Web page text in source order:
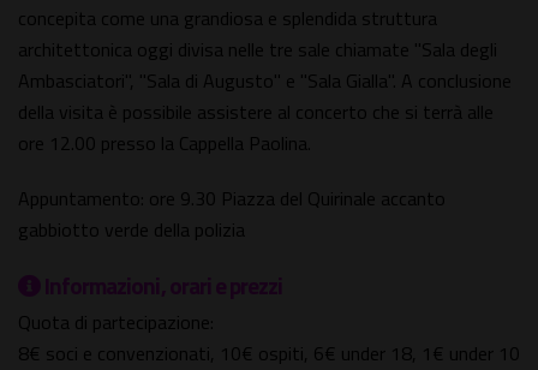
concepita come una grandiosa e splendida struttura
architettonica oggi divisa nelle tre sale chiamate "Sala degli
Ambasciatori", "Sala di Augusto" e "Sala Gialla". A conclusione
della visita è possibile assistere al concerto che si terrà alle
ore 12.00 presso la Cappella Paolina.
Appuntamento: ore 9.30 Piazza del Quirinale accanto
gabbiotto verde della polizia
Informazioni, orari e prezzi
Quota di partecipazione:
8€ soci e convenzionati, 10€ ospiti, 6€ under 18, 1€ under 10